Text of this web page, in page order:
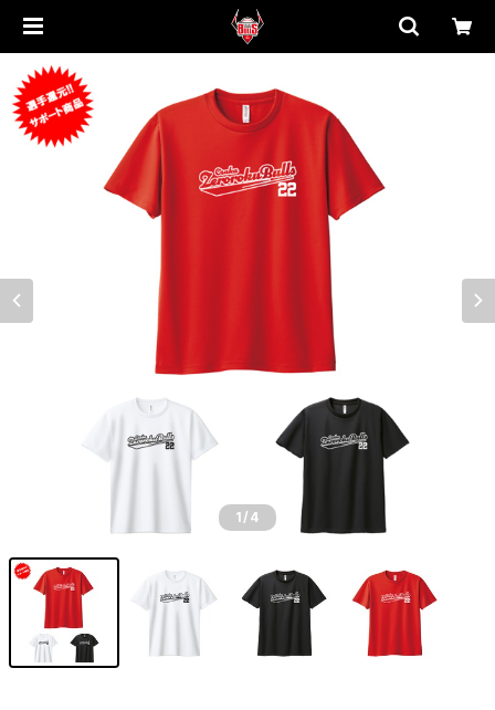
1 /4